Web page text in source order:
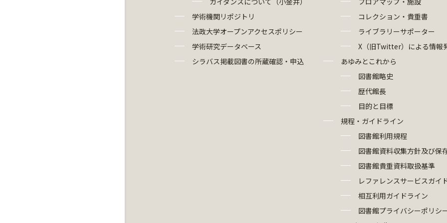
学術機関リポジトリ
法政大学オープンアクセスポリシー
学術研究データベース
シラバス掲載図書の所蔵確認・申込
コレクション・貴重書
ライブラリーサポーター
X（旧Twitter）による情報
あゆみとこれから
図書館略史
歴代館長
目的と目標
規程・ガイドライン
図書館利用規程
図書館資料収集方針及び保
図書館貴重資料取扱基準
レファレンスサービスガイ
相互利用ガイドライン
図書館プライバシーポリシ